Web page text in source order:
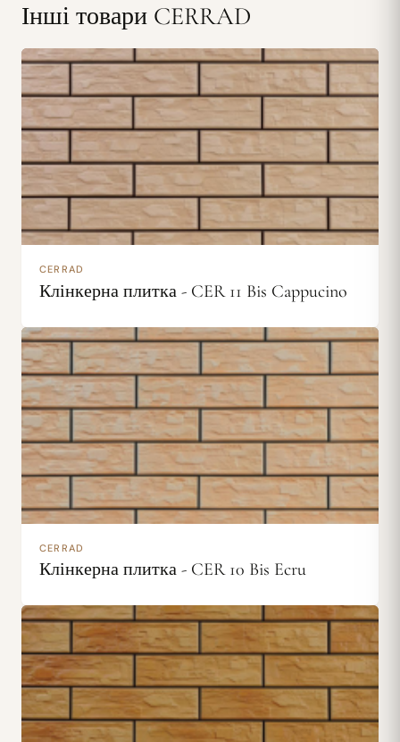
Інші товари CERRAD
CERRAD
Клінкерна плитка - CER 11 Bis Cappucino
CERRAD
Клінкерна плитка - CER 10 Bis Ecru